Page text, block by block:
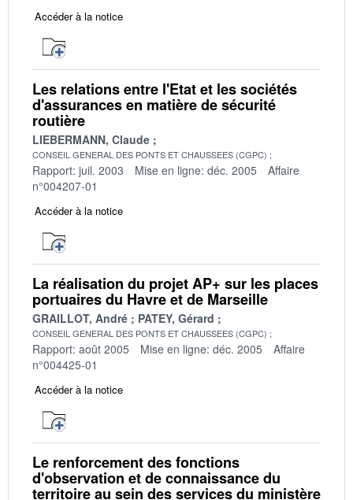
Accéder à la notice
Les relations entre l'Etat et les sociétés
d'assurances en matière de sécurité
routière
LIEBERMANN, Claude
CONSEIL GENERAL DES PONTS ET CHAUSSEES (CGPC)
Rapport: juil. 2003 Mise en ligne: déc. 2005
Affaire
n°004207-01
Accéder à la notice
La réalisation du projet AP+ sur les places
portuaires du Havre et de Marseille
GRAILLOT, André PATEY, Gérard
CONSEIL GENERAL DES PONTS ET CHAUSSEES (CGPC)
Rapport: août 2005 Mise en ligne: déc. 2005
Affaire
n°004425-01
Accéder à la notice
Le renforcement des fonctions
d'observation et de connaissance du
territoire au sein des services du ministère